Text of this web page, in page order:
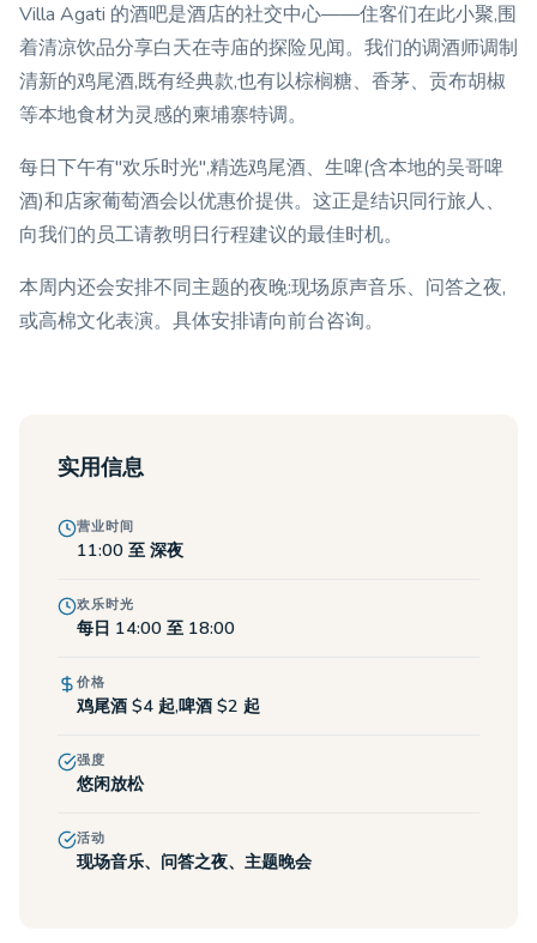
Villa Agati 的酒吧是酒店的社交中心——住客们在此小聚,围
着清凉饮品分享白天在寺庙的探险见闻。我们的调酒师调制
清新的鸡尾酒,既有经典款,也有以棕榈糖、香茅、贡布胡椒
等本地食材为灵感的柬埔寨特调。
每日下午有"欢乐时光",精选鸡尾酒、生啤(含本地的吴哥啤
酒)和店家葡萄酒会以优惠价提供。这正是结识同行旅人、
向我们的员工请教明日行程建议的最佳时机。
本周内还会安排不同主题的夜晚:现场原声音乐、问答之夜,
或高棉文化表演。具体安排请向前台咨询。
实用信息
营业时间
11:00 至 深夜
欢乐时光
每日 14:00 至 18:00
价格
鸡尾酒 $4 起,啤酒 $2 起
强度
悠闲放松
活动
现场音乐、问答之夜、主题晚会